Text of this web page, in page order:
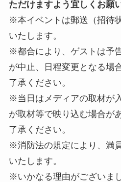
ただけますよう宜しくお願
※本イベントは郵送（招待
いたします。
※都合により、ゲストは予
が中止、日程変更となる場
了承ください。
※当日はメディアの取材が
が取材等で映り込む場合が
了承ください。
※消防法の規定により、満
いたします。
※いかなる理由がございま